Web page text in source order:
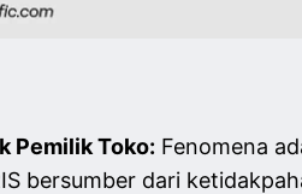
Pemilik Toko: Fenomena
bersumber dari